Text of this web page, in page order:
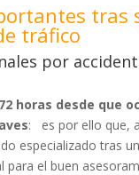
tras
tráfico
por
horas desde que
: es por ello que,
especializado tras
para el buen